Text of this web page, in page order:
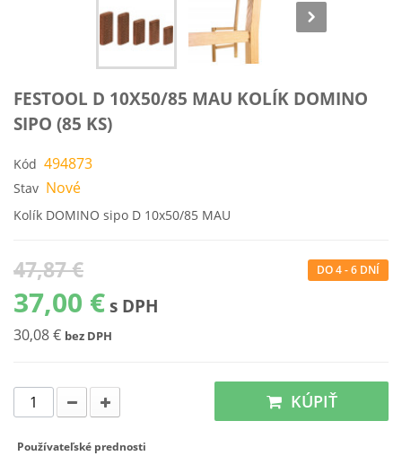
FESTOOL D 10X50/85 MAU KOLÍK DOMINO
SIPO (85 KS)
Kód 494873
Stav Nové
Kolík DOMINO sipo D 10x50/85 MAU
47,87 €
37,00 € s DPH
30,08 € bez DPH
DO 4 - 6 DNÍ
KÚPIŤ
Používateľské prednosti